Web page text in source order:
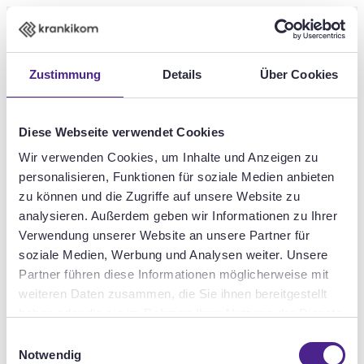
Zustimmung Details Über Cookies
Diese Webseite verwendet Cookies
Wir verwenden Cookies, um Inhalte und Anzeigen zu
personalisieren, Funktionen für soziale Medien anbieten
zu können und die Zugriffe auf unsere Website zu
analysieren. Außerdem geben wir Informationen zu Ihrer
Verwendung unserer Website an unsere Partner für
soziale Medien, Werbung und Analysen weiter. Unsere
Partner führen diese Informationen möglicherweise mit
weiteren Daten zusammen, die Sie ihnen bereitgestellt
Notwendig
DE
see you here!
Revamping internal
communication:
Employee apps
increase efficiency in